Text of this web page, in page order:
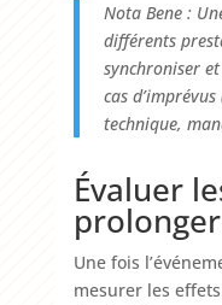
Nota Bene :
différents
synchroniser
cas
technique,
Évaluer
Une fois
mesurer les